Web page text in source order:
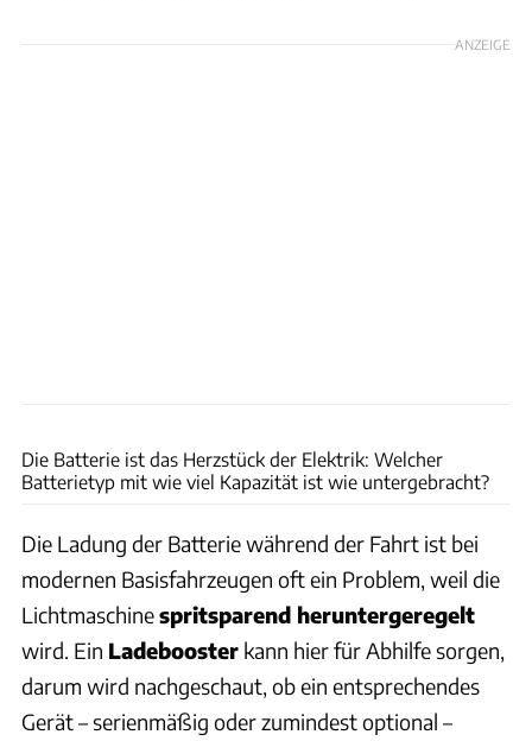
ANZEIGE
Die Batterie ist das Herzstück der Elektrik: Welcher
Batterietyp mit wie viel Kapazität ist wie untergebracht?
Die Ladung der Batterie während der Fahrt ist bei
modernen Basisfahrzeugen oft ein Problem, weil die
Lichtmaschinespritsparend heruntergeregelt
wird. Ein Ladebooster kann hier für Abhilfe sorgen,
darum wird nachgeschaut, ob ein entsprechendes
Gerät – serienmäßig oder zumindest optional –